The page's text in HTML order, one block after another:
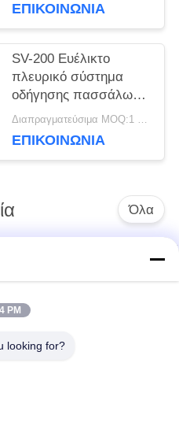
τόνων – Σχεδιασμένος
τύπους πασσάλων και
δύσκολα εδάφη
ΕΠΙΚΟΙΝΩΝΙΑ
SV-200 Ευέλικτο
πλευρικό σύστημα
οδήγησης πασσάλων
με περιστροφή 360° &
Σχεδιασμένο για
Διαπραγματεύσιμα MOQ:1 Σετ
ΕΠΙΚΟΙΝΩΝΙΑ
Όλα
συναρμολογημένα
σωρό πρόγραμμα
PM
looking for?